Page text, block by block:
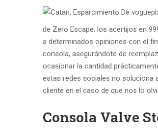
de Zero Escape, los acertijos en
a determinados opiniones con el
consola, asegurándote de
ocasionar la cantidad
estas redes sociales no soluciona
cliente en el caso de que nos lo
Consola Valve